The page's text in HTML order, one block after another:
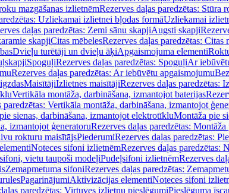
mazgāšanas izlietnēmRezerves daļas paredzētas: Stūra
Uzliekamai izlietnei bļodas formāUzliekamai
daļas paredzētas: Zemi sānu skapjiAugsti skapji
skapjiCitas mēbelesRezerves daļas paredzētas: Citas
Dvieļu turētāji un dvieļu āķiApgaismojuma elementi
SpoguļiRezerves daļas paredzētas: SpoguļiAr
Rezerves daļas paredzētas: Ar iebūvētu apgaismojumu
MaisītājiIzlietnes maisītājiRezerves daļas paredzētas:
Vertikāla montāža, darbināšana, izmantojot baterijas
paredzētas: Vertikāla montāža, darbināšana, izmantojot
sienas, darbināšana, izmantojot elektrotīkluMontāža pie
izmantojot ģeneratoruRezerves daļas paredzētas:
rokturu maisītājsPiederumiRezerves daļas paredzētas:
Noteces sifoni izlietnēmRezerves daļas paredzētas:
vietu taupoši modeļiPudeļsifoni izlietnēmRezerves
Zemapmetuma sifoniRezerves daļas paredzētas:
PagarinājumiAktivizācijas elementiNoteces sifoni
paredzētas: Virtuves izlietņu pieslēgumiPieslēguma